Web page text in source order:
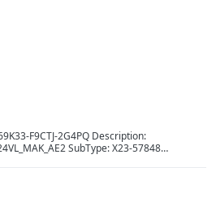
F9CTJ-2G4PQ Description:
SubType: X23-57848